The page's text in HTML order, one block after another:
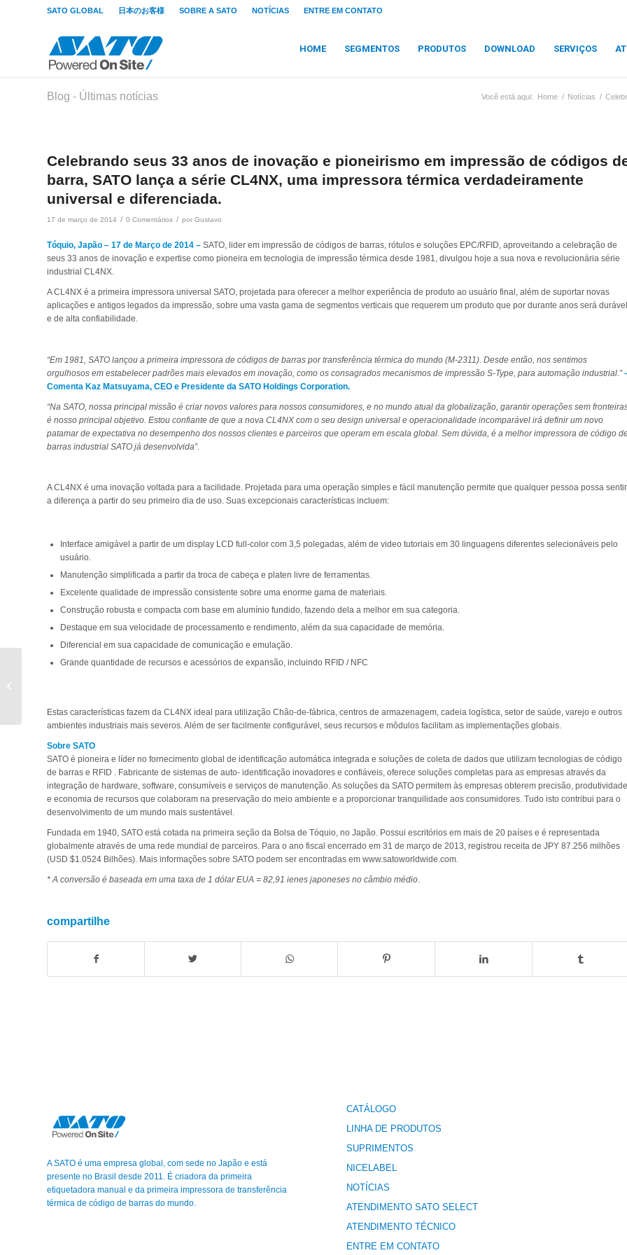
SATO GLOBAL 日本のお客様 SOBRE A SATO NOTÍCIAS ENTRE EM CONTATO
HOME SEGMENTOS PRODUTOS DOWNLOAD SERVIÇOS
Blog - Últimas notícias Você está aqui: Home / Notícias /
Celebrando seus 33 anos de inovação e pioneirismo em impressão de códigos
barra, SATO lança a série CL4NX, uma impressora térmica verdadeiramente
universal e diferenciada.
17 de março de 2014 / 0 Comentários / por Gustavo
Tóquio, Japão – 17 de Março de 2014 – SATO, lider em impressão de códigos de barras, rótulos e soluções EPC/RFID, aproveitando a celebração de
seus 33 anos de inovação e expertise como pioneira em tecnologia de impressão térmica desde 1981, divulgou hoje a sua nova e revolucionária série
industrial CL4NX.
A CL4NX é a primeira impressora universal SATO, projetada para oferecer a melhor experiência de produto ao usuário final, além de suportar novas
aplicações e antigos legados da impressão, sobre uma vasta gama de segmentos verticais que requerem um produto que por durante anos será durável
e de alta confiabilidade.
“Em 1981, SATO lançou a primeira impressora de códigos de barras por transferência térmica do mundo (M-2311). Desde então, nos sentimos
orgulhosos em estabelecer padrões mais elevados em inovação, como os consagrados mecanismos de impressão S-Type, para automação industrial.”
Comenta Kaz Matsuyama, CEO e Presidente da SATO Holdings Corporation.
“Na SATO, nossa principal missão é criar novos valores para nossos consumidores, e no mundo atual da globalização, garantir operações sem
é nosso principal objetivo. Estou confiante de que a nova CL4NX com o seu design universal e operacionalidade incomparável irá definir um novo
patamar de expectativa no desempenho dos nossos clientes e parceiros que operam em escala global. Sem dúvida, é a melhor impressora de código
barras industrial SATO já desenvolvida”.
A CL4NX é uma inovação voltada para a facilidade. Projetada para uma operação simples e fácil manutenção permite que qualquer pessoa possa sentir
a diferença a partir do seu primeiro dia de uso. Suas excepcionais características incluem:
Interface amigável a partir de um display LCD full-color com 3,5 polegadas, além de video tutoriais em 30 linguagens diferentes selecionáveis pelo
usuário.
Manutenção simplificada a partir da troca de cabeça e platen livre de ferramentas.
Excelente qualidade de impressão consistente sobre uma enorme gama de materiais.
Construção robusta e compacta com base em alumínio fundido, fazendo dela a melhor em sua categoria.
Destaque em sua velocidade de processamento e rendimento, além da sua capacidade de memória.
Diferencial em sua capacidade de comunicação e emulação.
Grande quantidade de recursos e acessórios de expansão, incluindo RFID / NFC
Estas características fazem da CL4NX ideal para utilização Chão-de-fábrica, centros de armazenagem, cadeia logística, setor de saúde, varejo e outros
ambientes industriais mais severos. Além de ser facilmente configurável, seus recursos e môdulos facilitam as implementações globais.
Sobre SATO
SATO é pioneira e líder no fornecimento global de identificação automática integrada e soluções de coleta de dados que utilizam tecnologias de código
de barras e RFID . Fabricante de sistemas de auto- identificação inovadores e confiáveis, oferece soluções completas para as empresas através da
integração de hardware, software, consumíveis e serviços de manutenção. As soluções da SATO permitem às empresas obterem precisão, produtividade
e economia de recursos que colaboram na preservação do meio ambiente e a proporcionar tranquilidade aos consumidores. Tudo isto contribui para o
desenvolvimento de um mundo mais sustentável.
Fundada em 1940, SATO está cotada na primeira seção da Bolsa de Tóquio, no Japão. Possui escritórios em mais de 20 países e é representada
globalmente através de uma rede mundial de parceiros. Para o ano fiscal encerrado em 31 de março de 2013, registrou receita de JPY 87.256 milhões
(USD $1.0524 Bilhões). Mais informações sobre SATO podem ser encontradas em www.satoworldwide.com.
* A conversão é baseada em uma taxa de 1 dólar EUA = 82,91 ienes japoneses no câmbio médio.
compartilhe
A SATO é uma empresa global, com sede no Japão e está
presente no Brasil desde 2011. É criadora da primeira
etiquetadora manual e da primeira impressora de transferência
térmica de código de barras do mundo.
CATÁLOGO
LINHA DE PRODUTOS
SUPRIMENTOS
NICELABEL
NOTÍCIAS
ATENDIMENTO SATO SELECT
ATENDIMENTO TÉCNICO
ENTRE EM CONTATO
STRYKER, Gigante em
solução PJM...